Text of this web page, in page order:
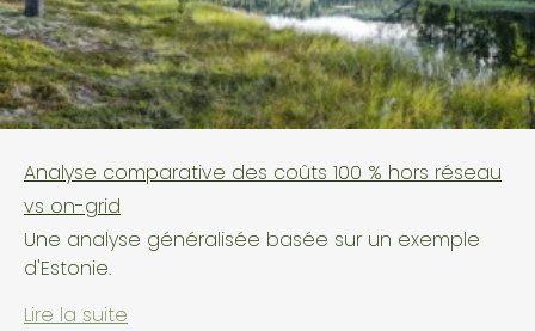
Analyse comparative des coûts 100 % hors réseau
vs on-grid
Une analyse généralisée basée sur un exemple
d'Estonie.
Lire la suite